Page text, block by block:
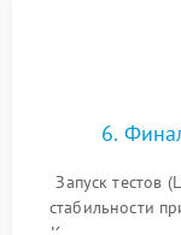
6.
Запуск тестов
стабильности